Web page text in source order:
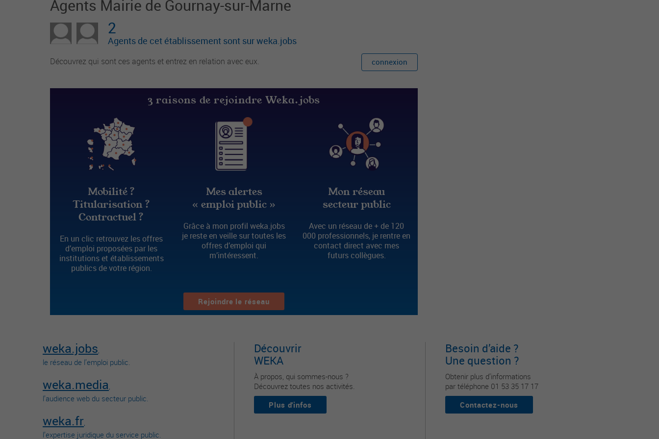
Agents Mairie de Gournay-sur-Marne
2
Agents de cet établissement sont sur weka.jobs
Découvrez qui sont ces agents et entrez en relation avec eux. connexion
3 raisons de rejoindre Weka.jobs
Mobilité ?
Titularisation ?
Contractuel ?
En un clic retrouvez les offres
d’emploi proposées par les
institutions et établissements
publics de votre région.
Mes alertes
« emploi public »
Grâce à mon profil weka.jobs
je reste en veille sur toutes les
offres d’emploi qui
m’intéressent.
Mon réseau
secteur public
Avec un réseau de + de 120
000 professionnels, je rentre en
contact direct avec mes
futurs collègues.
Rejoindre le réseau
weka.jobs,
le réseau de l’emploi public.
weka.media,
l’audience web du secteur public.
weka.fr,
l’expertise juridique du service public.
Découvrir
WEKA
À propos, qui sommes-nous ?
Découvrez toutes nos activités.
Plus d'infos
Besoin d’aide ?
Une question ?
Obtenir plus d’informations
par téléphone 01 53 35 17 17
Contactez-nous